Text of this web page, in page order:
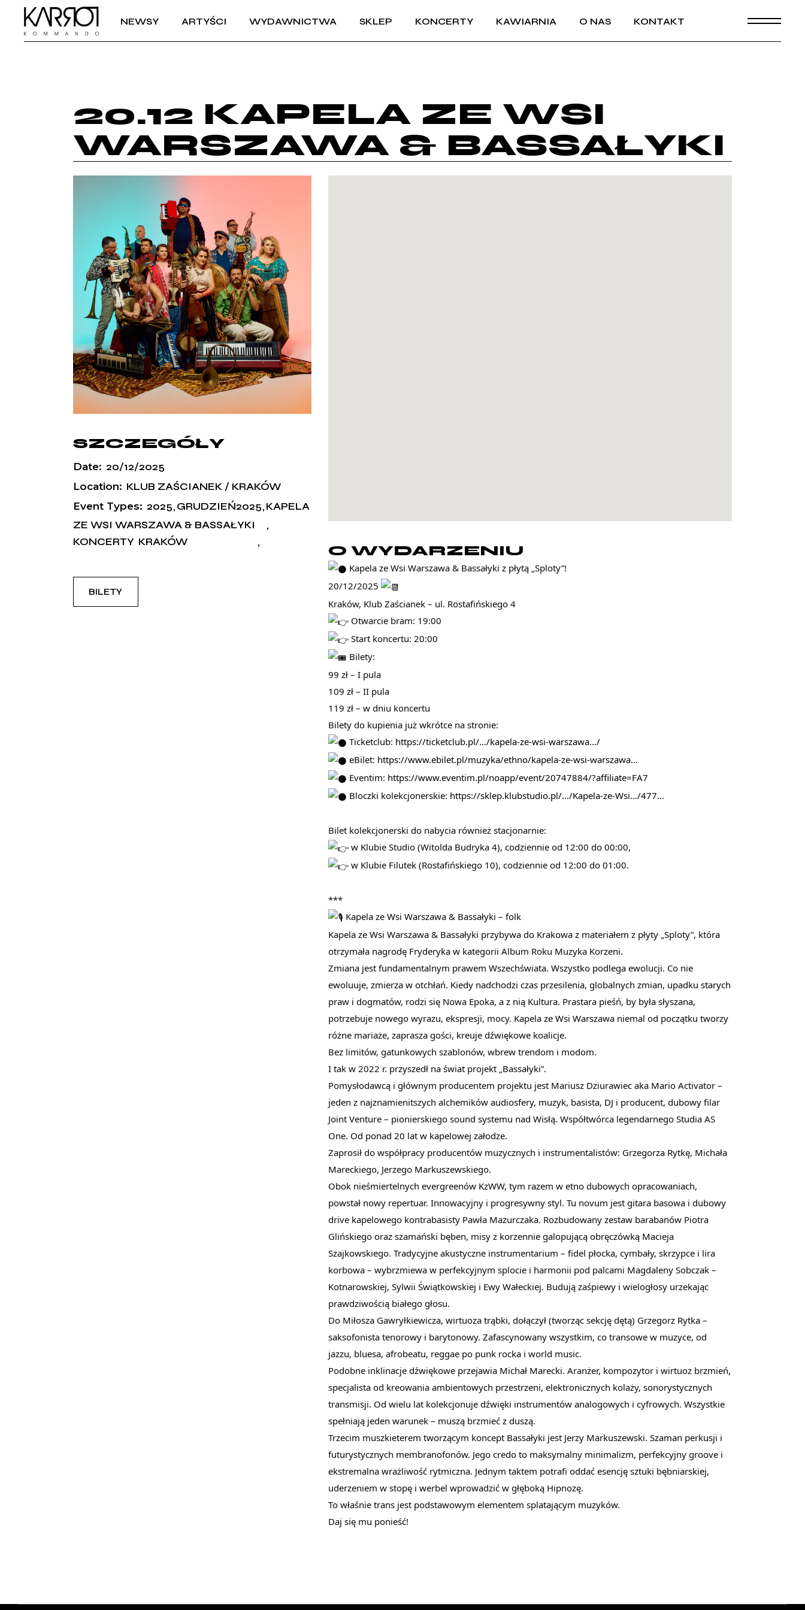
NEWSY ARTYŚCI WYDAWNICTWA SKLEP KONCERTY KAWIARNIA O NAS KONTAKT
20.12 KAPELA ZE WSI
WARSZAWA & BASSAŁYKI
SZCZEGÓŁY
Date: 20/12/2025
Location: KLUB ZAŚCIANEK / KRAKÓW
Event Types: 2025 GRUDZIEŃ2025 KAPELA
ZE WSI WARSZAWA & BASSAŁYKI
KONCERTY KRAKÓW
BILETY
O WYDARZENIU
Kapela ze Wsi Warszawa & Bassałyki z płytą „Sploty”!
20/12/2025
Kraków, Klub Zaścianek – ul. Rostafińskiego 4
Otwarcie bram: 19:00
Start koncertu: 20:00
Bilety:
99 zł – I pula
109 zł – II pula
119 zł – w dniu koncertu
Bilety do kupienia już wkrótce na stronie:
Ticketclub: https://ticketclub.pl/…/kapela-ze-wsi-warszawa…/
eBilet: https://www.ebilet.pl/muzyka/ethno/kapela-ze-wsi-warszawa…
Eventim: https://www.eventim.pl/noapp/event/20747884/?affiliate=FA7
Bloczki kolekcjonerskie: https://sklep.klubstudio.pl/…/Kapela-ze-Wsi…/477…
Bilet kolekcjonerski do nabycia również stacjonarnie:
w Klubie Studio (Witolda Budryka 4), codziennie od 12:00 do 00:00,
w Klubie Filutek (Rostafińskiego 10), codziennie od 12:00 do 01:00.
***
Kapela ze Wsi Warszawa & Bassałyki – folk
Kapela ze Wsi Warszawa & Bassałyki przybywa do Krakowa z materiałem z płyty „Sploty”, która
otrzymała nagrodę Fryderyka w kategorii Album Roku Muzyka Korzeni.
Zmiana jest fundamentalnym prawem Wszechświata. Wszystko podlega ewolucji. Co nie
ewoluuje, zmierza w otchłań. Kiedy nadchodzi czas przesilenia, globalnych zmian, upadku starych
praw i dogmatów, rodzi się Nowa Epoka, a z nią Kultura. Prastara pieśń, by była słyszana,
potrzebuje nowego wyrazu, ekspresji, mocy. Kapela ze Wsi Warszawa niemal od początku tworzy
różne mariaże, zaprasza gości, kreuje dźwiękowe koalicje.
Bez limitów, gatunkowych szablonów, wbrew trendom i modom.
I tak w 2022 r. przyszedł na świat projekt „Bassałyki”.
Pomysłodawcą i głównym producentem projektu jest Mariusz Dziurawiec aka Mario Activator –
jeden z najznamienitszych alchemików audiosfery, muzyk, basista, DJ i producent, dubowy filar
Joint Venture – pionierskiego sound systemu nad Wisłą. Współtwórca legendarnego Studia AS
One. Od ponad 20 lat w kapelowej załodze.
Zaprosił do współpracy producentów muzycznych i instrumentalistów: Grzegorza Rytkę, Michała
Mareckiego, Jerzego Markuszewskiego.
Obok nieśmiertelnych evergreenów KzWW, tym razem w etno dubowych opracowaniach,
powstał nowy repertuar. Innowacyjny i progresywny styl. Tu novum jest gitara basowa i dubowy
drive kapelowego kontrabasisty Pawła Mazurczaka. Rozbudowany zestaw barabanów Piotra
Glińskiego oraz szamański bęben, misy z korzennie galopującą obręczówką Macieja
Szajkowskiego. Tradycyjne akustyczne instrumentarium – fidel płocka, cymbały, skrzypce i lira
korbowa – wybrzmiewa w perfekcyjnym splocie i harmonii pod palcami Magdaleny Sobczak –
Kotnarowskiej, Sylwii Świątkowskiej i Ewy Wałeckiej. Budują zaśpiewy i wielogłosy urzekając
prawdziwością białego głosu.
Do Miłosza Gawryłkiewicza, wirtuoza trąbki, dołączył (tworząc sekcję dętą) Grzegorz Rytka –
saksofonista tenorowy i barytonowy. Zafascynowany wszystkim, co transowe w muzyce, od
jazzu, bluesa, afrobeatu, reggae po punk rocka i world music.
Podobne inklinacje dźwiękowe przejawia Michał Marecki. Aranżer, kompozytor i wirtuoz brzmień,
specjalista od kreowania ambientowych przestrzeni, elektronicznych kolaży, sonorystycznych
transmisji. Od wielu lat kolekcjonuje dźwięki instrumentów analogowych i cyfrowych. Wszystkie
spełniają jeden warunek – muszą brzmieć z duszą.
Trzecim muszkieterem tworzącym koncept Bassałyki jest Jerzy Markuszewski. Szaman perkusji i
futurystycznych membranofonów. Jego credo to maksymalny minimalizm, perfekcyjny groove i
ekstremalna wrażliwość rytmiczna. Jednym taktem potrafi oddać esencję sztuki bębniarskiej,
uderzeniem w stopę i werbel wprowadzić w głęboką Hipnozę.
To właśnie trans jest podstawowym elementem splatającym muzyków.
Daj się mu ponieść!